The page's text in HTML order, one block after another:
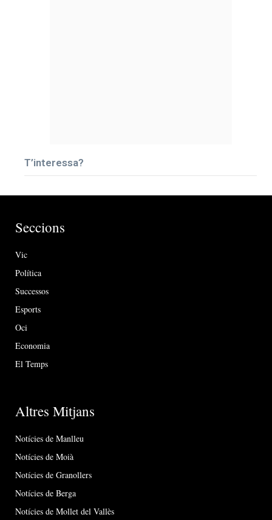
T’interessa?
Seccions
Vic
Política
Successos
Esports
Oci
Economia
El Temps
Altres Mitjans
Notícies de Manlleu
Notícies de Moià
Notícies de Granollers
Notícies de Berga
Notícies de Mollet del Vallès